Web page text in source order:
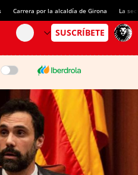
Carrera por la alcaldía de Girona La